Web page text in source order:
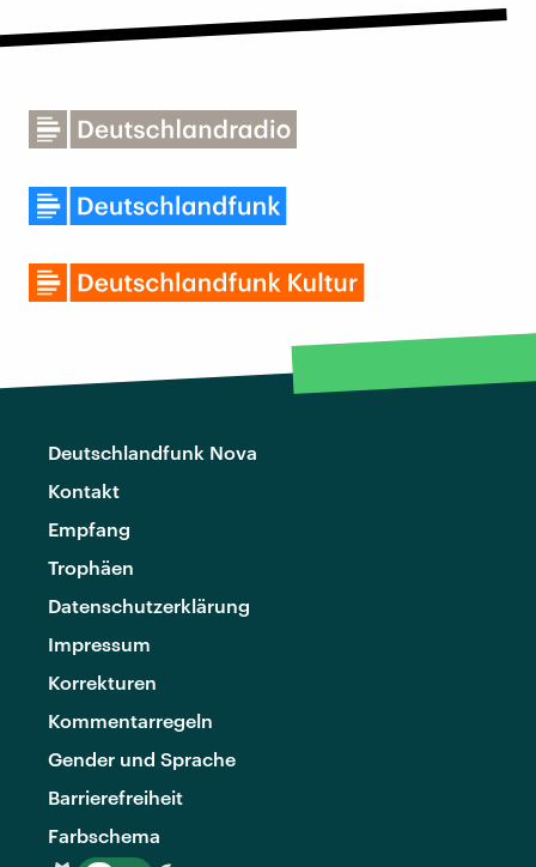
Deutschlandfunk Nova
Kontakt
Empfang
Trophäen
Datenschutzerklärung
Impressum
Korrekturen
Kommentarregeln
Gender und Sprache
Barrierefreiheit
Farbschema